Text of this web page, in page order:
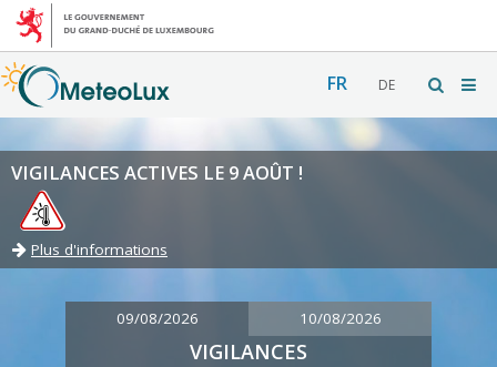
FR DE
VIGILANCES ACTIVES LE 9 AOÛT !
Plus d'informations
09/08/2026 10/08/2026
VIGILANCES